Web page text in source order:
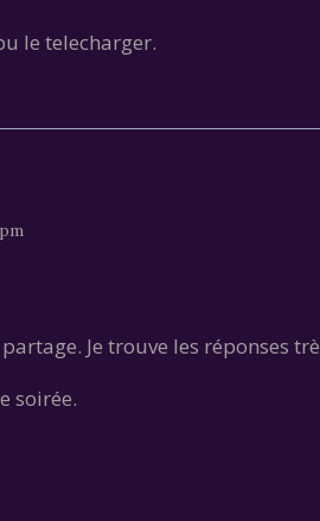
le telecharger.
Je trouve les réponses
soirée.